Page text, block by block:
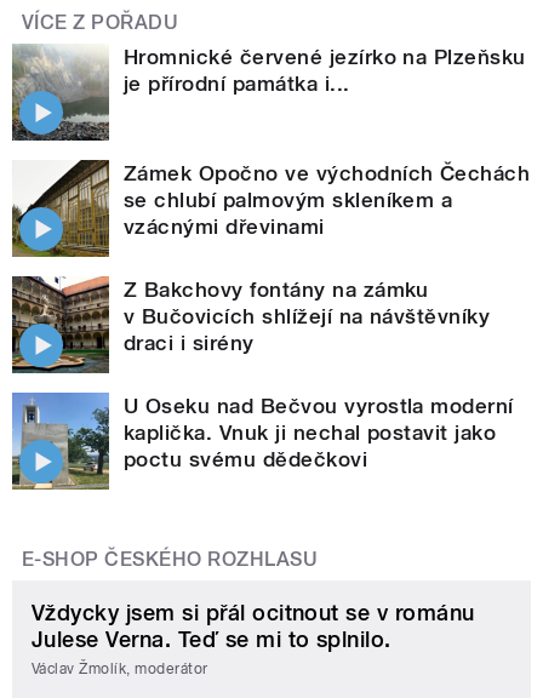
VÍCE Z POŘADU
Hromnické červené jezírko na Plzeňsku
je přírodní památka i...
Zámek Opočno ve východních Čechách
se chlubí palmovým skleníkem a
vzácnými dřevinami
Z Bakchovy fontány na zámku
v Bučovicích shlížejí na návštěvníky
draci i sirény
U Oseku nad Bečvou vyrostla moderní
kaplička. Vnuk ji nechal postavit jako
poctu svému dědečkovi
E-SHOP ČESKÉHO ROZHLASU
Vždycky jsem si přál ocitnout se v románu
Julese Verna. Teď se mi to splnilo.
Václav Žmolík, moderátor